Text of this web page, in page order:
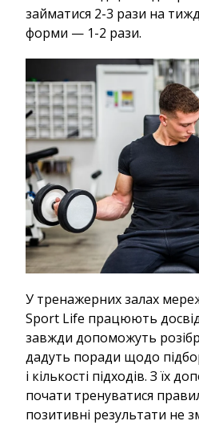
займатися 2-3 рази на
форми — 1-2 рази.
У тренажерних залах
Sport Life працюють
завжди допоможуть
дадуть поради щодо
і кількості підходів. З їх
почати тренуватися
позитивні результати не